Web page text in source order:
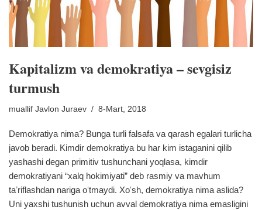
Kapitalizm va demokratiya – sevgisiz
turmush
muallif Javlon Juraev 8-Mart, 2018
Demokratiya nima? Bunga turli falsafa va qarash egalari turlicha
javob beradi. Kimdir demokratiya bu har kim istaganini qilib
yashashi degan primitiv tushunchani yoqlasa, kimdir
demokratiyani “xalq hokimiyati” deb rasmiy va mavhum
taʼriflashdan nariga oʻtmaydi. Xoʻsh, demokratiya nima aslida?
Uni yaxshi tushunish uchun avval demokratiya nima emasligini